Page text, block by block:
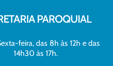
PAROQUIAL
feira, das 8h às 12h e das
14h30 às 17h.